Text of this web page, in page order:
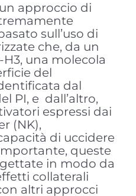
approccio di
sull’uso di
che, da un
una molecola
del
dal
PI, e dall’altro,
espressi dai
(NK),
di uccidere
queste
in modo da
collaterali
altri approcci